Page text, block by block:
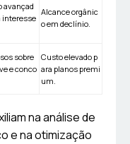
avançad
interesse
Alcance orgânic
o em declínio.
sobre
e conco
Custo elevado p
ara planos premi
um.
na análise de
e na otimização